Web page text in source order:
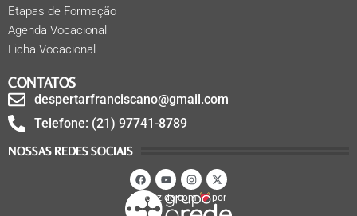
Etapas de Formação
Agenda Vocacional
Ficha Vocacional
CONTATOS
despertarfranciscano@gmail.com
Telefone: (21) 97741-8789
NOSSAS REDES SOCIAIS
Produzido com por